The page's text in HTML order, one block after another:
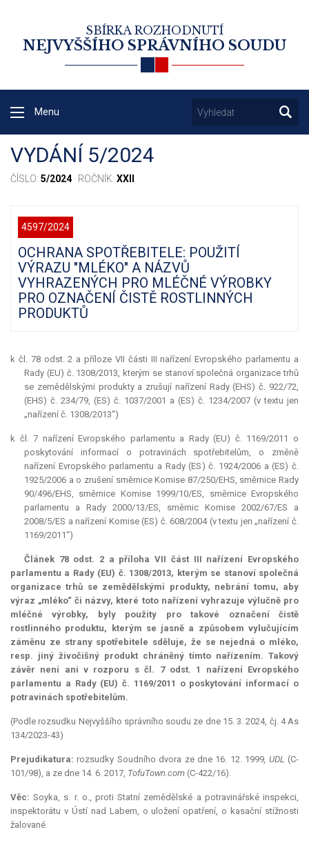
SBÍRKA ROZHODNUTÍ
NEJVYŠŠÍHO SPRÁVNÍHO SOUDU
Menu
VYDÁNÍ 5/2024
ČÍSLO: 5/2024· ROČNÍK: XXII
4597/2024
OCHRANA SPOTŘEBITELE: POUŽITÍ
VÝRAZU "MLÉKO" A NÁZVŮ
VYHRAZENÝCH PRO MLÉČNÉ VÝROBKY
PRO OZNAČENÍ ČISTĚ ROSTLINNÝCH
PRODUKTŮ
k čl. 78 odst. 2 a příloze VII části III nařízení Evropského parlamentu a
Rady (EU) č. 1308/2013, kterým se stanoví společná organizace trhů
se zemědělskými produkty a zrušují nařízení Rady (EHS) č. 922/72,
(EHS) č. 234/79, (ES) č. 1037/2001 a (ES) č. 1234/2007 (v textu jen
„nařízení č. 1308/2013“)
k čl. 7 nařízení Evropského parlamentu a Rady (EU) č. 1169/2011 o
poskytování informací o potravinách spotřebitelům, o změně
nařízení Evropského parlamentu a Rady (ES) č. 1924/2006 a (ES) č.
1925/2006 a o zrušení směrnice Komise 87/250/EHS, směrnice Rady
90/496/EHS, směrnice Komise 1999/10/ES, směrnice Evropského
parlamentu a Rady 2000/13/ES, směrnic Komise 2002/67/ES a
2008/5/ES a nařízení Komise (ES) č. 608/2004 (v textu jen „nařízení č.
1169/2011“)
Článek 78 odst. 2 a příloha VII část III nařízení Evropského
parlamentu a Rady (EU) č. 1308/2013, kterým se stanoví společná
organizace trhů se zemědělskými produkty, nebrání tomu, aby
výraz „mléko“ či názvy, které toto nařízení vyhrazuje výlučně pro
mléčné výrobky, byly použity pro takové označení čistě
rostlinného produktu, kterým se jasně a způsobem vylučujícím
záměnu ze strany spotřebitele sděluje, že se nejedná o mléko,
resp. jiný živočišný produkt chráněný tímto nařízením. Takový
závěr není ani v rozporu s čl. 7 odst. 1 nařízení Evropského
parlamentu a Rady (EU) č. 1169/2011 o poskytování informací o
potravinách spotřebitelům.
(Podle rozsudku Nejvyššího správního soudu ze dne 15. 3. 2024, čj. 4 As
134/2023-43)
Prejudikatura:rozsudky Soudního dvora ze dne 16. 12. 1999, UDL (C-
101/98), a ze dne 14. 6. 2017, TofuTown.com (C-422/16).
Věc: Soyka, s. r. o., proti Statní zemědělské a potravinářské inspekci,
inspektorátu v Ústí nad Labem, o uložení opatření, o kasační stížnosti
žalované.